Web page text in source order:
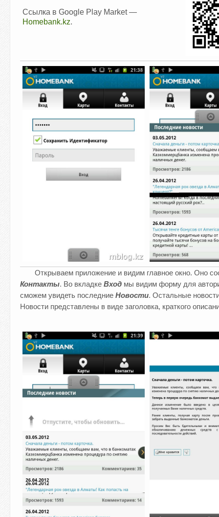
Ссылка в Google Play Market —
Homebank.kz.
Открываем приложение и видим главное окно. Оно
Контакты. Во вкладке Вход мы видим форму для
сможем увидеть последние Новости. Остальные
Новости представлены в виде заголовка, краткого